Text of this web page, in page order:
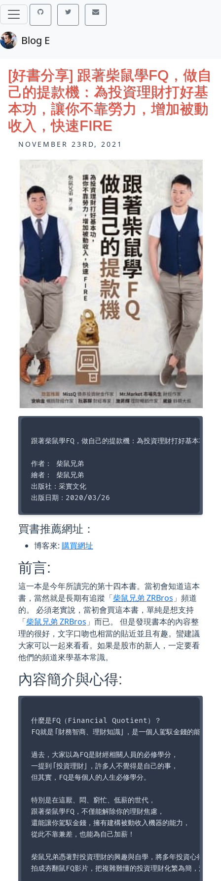
Blog E
[好書分享] 跟著柴鼠學FQ，做自
己的提款機：為投資理財打好基
本功，讓你不靠勞力，增加被動
收入，快速FIRE
NOVEMBER 23RD, 2021
跟著柴鼠學FQ，做自己的提款機：為投資理財打好基本功，
作者： 柴鼠兄弟
繪者： 柴鼠兄弟
出版社：采實文化
買書推薦網址：
博客來: 購買網址
前言:
這一本是今年所讀完的第十四本書。當初會知道這本
書，當然就是長期有追蹤「柴鼠兄弟 ZRBros 」頻道
的。 必須老實說，當初會買這本書，單純是想支持
「柴鼠兄弟 ZRBros 」而已。 但是發現書本的內容整
理的很好，文字口吻也相當的貼近並且有趣。蠻建議
大家可以一起來看看。如果是股市的新人，一定要看
他們的頻道來學基本常識。
內容簡介與心得:
什麼是FQ（Financial Quotient）？
FQ就是「財務智商、理財知識」，是一個人駕馭金錢的能力。
過去，大家以為FQ是財經相關人員的必修學分，
一提到「投資理財」，許多人不覺得是自己的事，
但其實，FQ是每個人的人生必修學分。
特別是在這厭、悶、窮忙、低薪的世代，
跟著柴鼠學FQ，不僅能解除你的理財焦慮，
還能讓你駕馭金錢，擁有建構被動收入機器的能力，
從此不靠兼差，也能為自己加薪！
柴鼠兄弟憑著對投資理財的興趣與自學，將多年投資心得結合